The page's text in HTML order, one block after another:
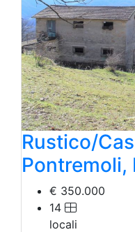
Rustico/
Pontremoli,
€ 350.000
14
locali